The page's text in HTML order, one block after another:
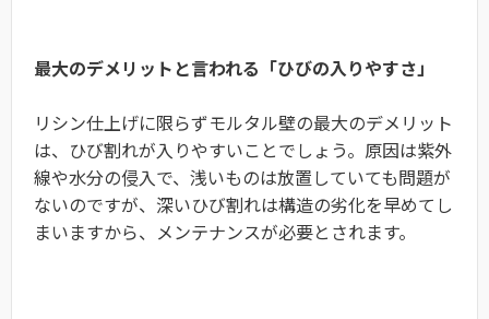
最大のデメリットと言われる「ひびの入りやすさ」
リシン仕上げに限らずモルタル壁の最大のデメリット
は、ひび割れが入りやすいことでしょう。原因は紫外
線や水分の侵入で、浅いものは放置していても問題が
ないのですが、深いひび割れは構造の劣化を早めてし
まいますから、メンテナンスが必要とされます。